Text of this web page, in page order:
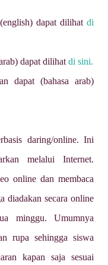
dapat dilihat di
dapat dilihatdi sini.
dapat (bahasa arab)
daring/online. Ini
melalui Internet.
online dan membaca
diadakan secara online
minggu. Umumnya
rupa sehingga siswa
kapan saja sesuai